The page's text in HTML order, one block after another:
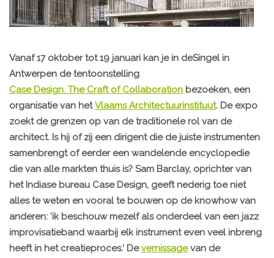
Vanaf 17 oktober tot 19 januari kan je in deSingel in
Antwerpen de tentoonstelling
Case Design. The Craft of Collaboration bezoeken, een
organisatie van hetVlaams Architectuurinstituut. De expo
zoekt de grenzen op van de traditionele rol van de
architect. Is hij of zij een dirigent die de juiste instrumenten
samenbrengt of eerder een wandelende encyclopedie
die van alle markten thuis is? Sam Barclay, oprichter van
het Indiase bureau Case Design, geeft nederig toe niet
alles te weten en vooral te bouwen op de knowhow van
anderen: ‘ik beschouw mezelf als onderdeel van een jazz
improvisatieband waarbij elk instrument even veel inbreng
heeft in het creatieproces.’ Devernissagevan de